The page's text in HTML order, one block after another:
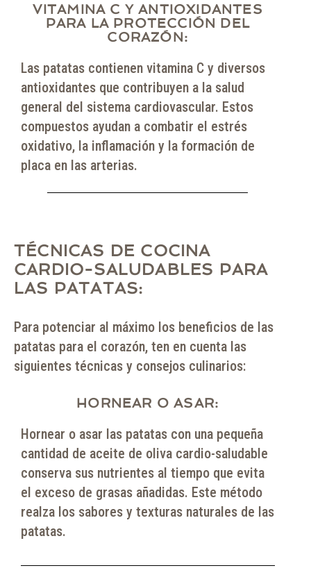
VITAMINA C Y ANTIOXIDANTES
PARA LA PROTECCIÓN DEL
CORAZÓN:
Las patatas contienen vitamina C y diversos
antioxidantes que contribuyen a la salud
general del sistema cardiovascular. Estos
compuestos ayudan a combatir el estrés
oxidativo, la inflamación y la formación de
placa en las arterias.
TÉCNICAS DE COCINA
CARDIO-SALUDABLES PARA
LAS PATATAS:
Para potenciar al máximo los beneficios de las
patatas para el corazón, ten en cuenta las
siguientes técnicas y consejos culinarios:
HORNEAR O ASAR:
Hornear o asar las patatas con una pequeña
cantidad de aceite de oliva cardio-saludable
conserva sus nutrientes al tiempo que evita
el exceso de grasas añadidas. Este método
realza los sabores y texturas naturales de las
patatas.